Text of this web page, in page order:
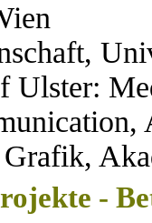
Ulster:
-